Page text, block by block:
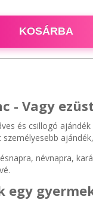
KOSÁRBA
- Vagy
és csillogó
névnapra,
egy